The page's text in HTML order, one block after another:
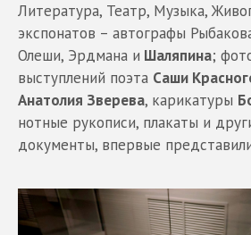
Литература, Театр, Музыка,
экспонатов – автографы
Олеши, Эрдмана и Шаляпина;
выступлений поэта Саши
Анатолия Зверева, карикатуры
нотные рукописи, плакаты и
документы, впервые